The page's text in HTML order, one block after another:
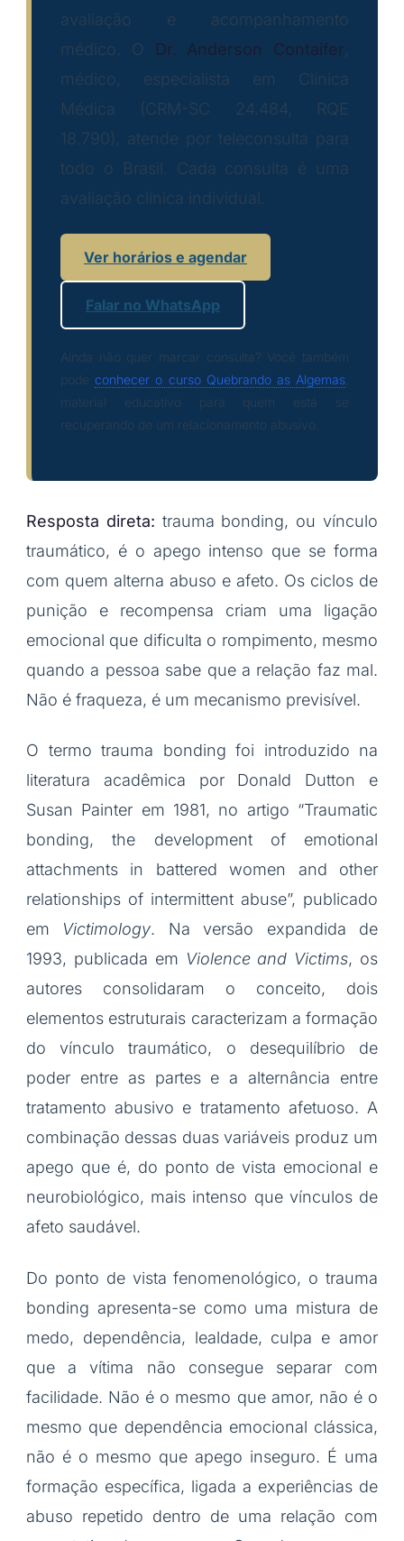
avaliação e acompanhamento
médico. O
Dr. Anderson Contaifer,
médico, especialista em Clínica
Médica (CRM-SC 24.484, RQE
18.790), atende por teleconsulta para
todo o Brasil. Cada consulta é uma
avaliação clínica individual.
Ver horários e agendar
Falar no WhatsApp
Ainda não quer marcar consulta? Você também
podeconhecer o curso Quebrando as Algemas
material educativo para quem está se
recuperando de um relacionamento abusivo.
Resposta direta: trauma bonding, ou vínculo
traumático, é o apego intenso que se forma
com quem alterna abuso e afeto. Os ciclos de
punição e recompensa criam uma ligação
emocional que dificulta o rompimento, mesmo
quando a pessoa sabe que a relação faz mal.
Não é fraqueza, é um mecanismo previsível.
O termo trauma bonding foi introduzido na
literatura acadêmica por Donald Dutton e
Susan Painter em 1981, no artigo “Traumatic
bonding, the development of emotional
attachments in battered women and other
relationships of intermittent abuse”, publicado
em Victimology. Na versão expandida de
1993, publicada em Violence and Victims, os
autores consolidaram o conceito, dois
elementos estruturais caracterizam a formação
do vínculo traumático, o desequilíbrio de
poder entre as partes e a alternância entre
tratamento abusivo e tratamento afetuoso. A
combinação dessas duas variáveis produz um
apego que é, do ponto de vista emocional e
neurobiológico, mais intenso que vínculos de
afeto saudável.
Do ponto de vista fenomenológico, o trauma
bonding apresenta-se como uma mistura de
medo, dependência, lealdade, culpa e amor
que a vítima não consegue separar com
facilidade. Não é o mesmo que amor, não é o
mesmo que dependência emocional clássica,
não é o mesmo que apego inseguro. É uma
formação específica, ligada a experiências de
abuso repetido dentro de uma relação com